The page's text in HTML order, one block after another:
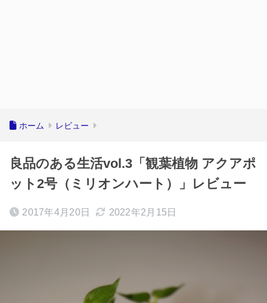
ホーム レビュー
良品のある生活vol.3「観葉植物 アクアポ
ット2号（ミリオンハート）」レビュー
2017年4月20日 2022年2月15日